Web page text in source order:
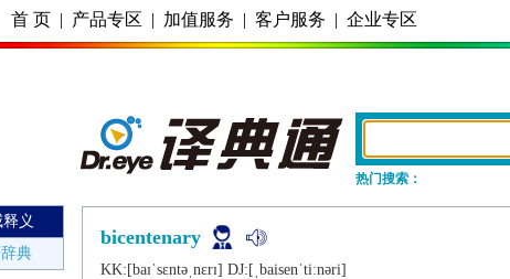
首 页 | 产品专区 | 加值服务 | 客户服务 | 企业专区
热门搜索：
义
典
bicentenary
KK:[baɪˈsɛntǝˌnɛrɪ] DJ:[ˌbaisеnˈtiːnǝri]